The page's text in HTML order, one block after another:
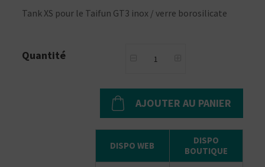
Tank XS pour le Taifun GT3 inox / verre borosilicate
Quantité
AJOUTER AU PANIER
DISPO WEB
DISPO
BOUTIQUE